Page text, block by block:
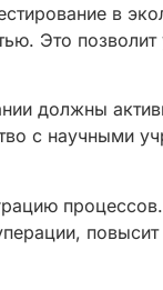
в
Это
должны
с научными